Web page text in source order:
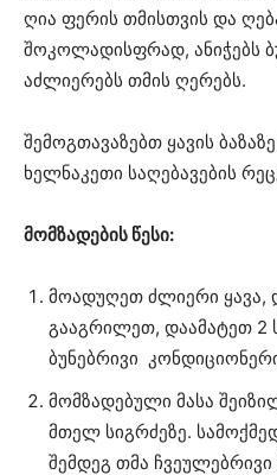
ღია ფერის თმისთვის და
შოკოლადისფრად, ანიჭებს
აძლიერებს თმის ღერებს.
შემოგთავაზებთ ყავის
ხელნაკეთი საღებავების
მომზადების წესი:
მოადუღეთ ძლიერი ყავა,
გააგრილეთ, დაამატეთ 2
ბუნებრივი
მომზადებული მასა
მთელ სიგრძეზე.
შემდეგ თმა ჩვეულებრივი